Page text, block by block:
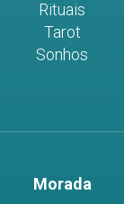
Rituais
Tarot
Sonhos
Morada